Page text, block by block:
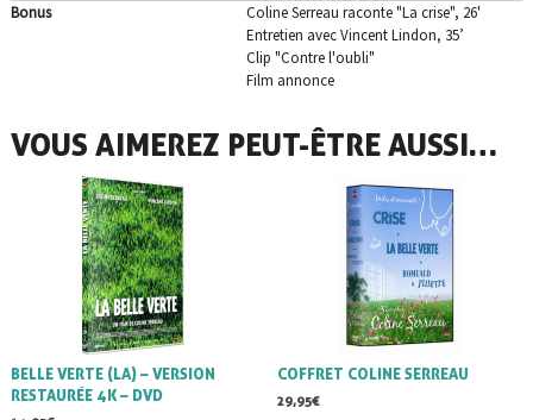
Bonus
Coline Serreau raconte "La crise", 26'
Entretien avec Vincent Lindon, 35’
Clip "Contre l'oubli"
Film annonce
VOUS AIMEREZ PEUT-ÊTRE AUSSI…
BELLE VERTE (LA) – VERSION
RESTAURÉE 4K – DVD
COFFRET COLINE SERREAU
29,95€